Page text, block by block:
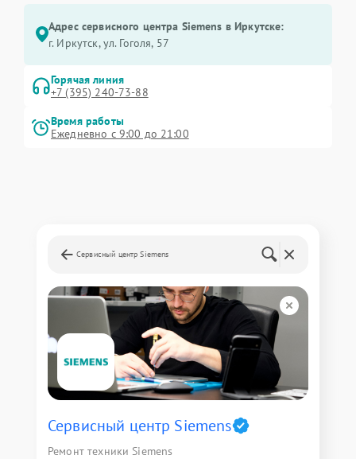
Адрес сервисного центра Siemens в Иркутске:
г. Иркутск, ул. ​Гоголя, 57
Горячая линия
+7 (395) 240-73-88
Время работы
Ежедневно с 9:00 до 21:00
Сервисный центр Siemens
Сервисный центр Siemens
Ремонт техники Siemens